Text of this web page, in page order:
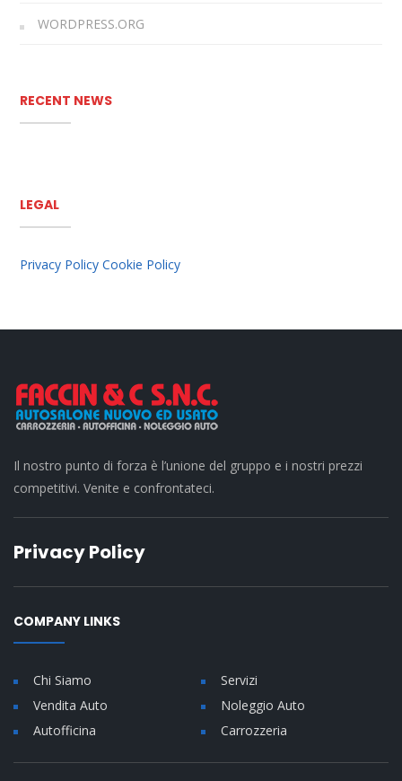
WORDPRESS.ORG
RECENT NEWS
LEGAL
Privacy Policy Cookie Policy
Il nostro punto di forza è l’unione del gruppo e i nostri prezzi
competitivi. Venite e confrontateci.
Privacy Policy
COMPANY LINKS
Chi Siamo
Servizi
Vendita Auto
Noleggio Auto
Autofficina
Carrozzeria